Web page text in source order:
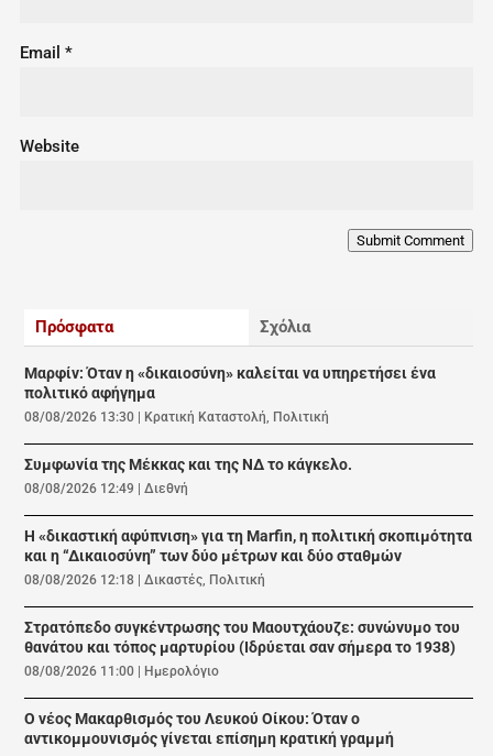
Email *
Website
Submit Comment
Πρόσφατα Σχόλια
Μαρφίν: Όταν η «δικαιοσύνη» καλείται να υπηρετήσει ένα
πολιτικό αφήγημα
08/08/2026 13:30 | Κρατική Καταστολή, Πολιτική
Συμφωνία της Μέκκας και της ΝΔ το κάγκελο.
08/08/2026 12:49 |Διεθνή
Η «δικαστική αφύπνιση» για τη Marfin, η πολιτική σκοπιμότητα
και η “Δικαιοσύνη” των δύο μέτρων και δύο σταθμών
08/08/2026 12:18 |Δικαστές, Πολιτική
Στρατόπεδο συγκέντρωσης του Μαουτχάουζε: συνώνυμο του
θανάτου και τόπος μαρτυρίου (Ιδρύεται σαν σήμερα το 1938)
08/08/2026 11:00 | Ημερολόγιο
Ο νέος Μακαρθισμός του Λευκού Οίκου: Όταν ο
αντικομμουνισμός γίνεται επίσημη κρατική γραμμή